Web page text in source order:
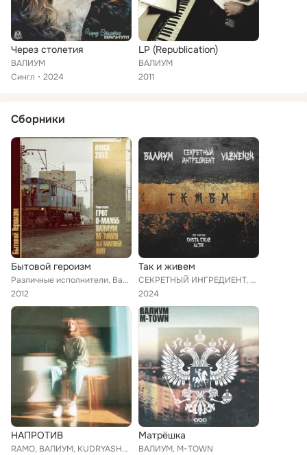
Через столетия
ВАЛИУМ
Сингл
2024
LP (Republication)
ВАЛИУМ
2011
Сборники
Бытовой героизм
Различные исполнители, Валиум, Грот, M-Town, D-MAN 55 feat. КИТ
2012
Так и живем
СЕКРЕТНЫЙ ИНГРЕДИЕНТ, ВАЛИУМ, VAZHENIN feat. COSTA CRUZ, AL'DE
2024
НАПРОТИВ
RAMO, ВАЛИУМ, KUDRYASHOV
Матрёшка
ВАЛИУМ, M-TOWN